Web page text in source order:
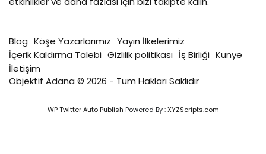
Blog Köşe Yazarlarımız Yayın İlkelerimiz
İçerik Kaldırma Talebi Gizlilik politikası İş Birliği Künye
İletişim
Objektif Adana © 2026 - Tüm Hakları Saklıdır
WP Twitter Auto Publish Powered By :XYZScripts.com